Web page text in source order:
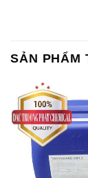
SẢN PHẨM